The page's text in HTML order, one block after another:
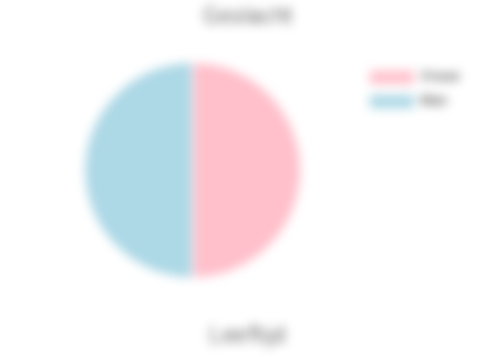
Geslacht
Leeftijd